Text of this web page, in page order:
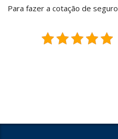
Para fazer a cotação de seguro